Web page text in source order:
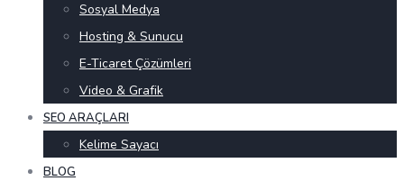
Sosyal Medya
Hosting & Sunucu
E-Ticaret Çözümleri
Video & Grafik
SEO ARAÇLARI
Kelime Sayacı
BLOG